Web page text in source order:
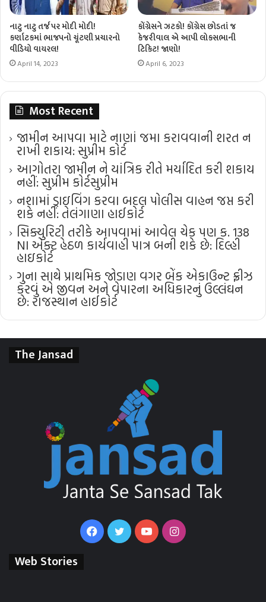
નાટુ નાટુ તર્જ પર મોદી મોદી!
કર્ણાટકમાં ભાજપનો ચૂંટણી પ્રચારનો
વીડિયો વાયરલ!
April 14, 2023
કોંગ્રેસને ઝટકો! કોંગ્રેસ છોડતાં જ
કેજરીવાલ એ આપી લોકસભાની
ટિકિટ! જાણો!
April 6, 2023
Most Recent
જામીન આપવા માટે નાણાં જમા કરાવવાની શરત ન
રાખી શકાય: સુપ્રીમ કોર્ટ
આગોતરા જામીન ને યાંત્રિક રીતે મર્યાદિત કરી શકાય
નહીં: સુપ્રીમ કોર્ટ​સુપ્રીમ
નશામાં ડ્રાઇવિંગ કરવા બદલ પોલીસ વાહન જપ્ત કરી
શકે નહીં: તેલંગાણા હાઈકોર્ટ
સિક્યુરિટી તરીકે આપવામાં આવેલ ચેક પણ ક. 138
NI એક્ટ હેઠળ કાર્યવાહી પાત્ર બની શકે છે: દિલ્હી
હાઇકોર્ટ
ગુના સાથે પ્રાથમિક જોડાણ વગર બેંક એકાઉન્ટ ફ્રીઝ
કરવું એ જીવન અને વેપારના અધિકારનું ઉલ્લંઘન
છે: રાજસ્થાન હાઈકોર્ટ
The Jansad
FacebookTwitterYouTubeInstagram
Web Stories